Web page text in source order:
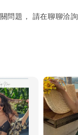
問題， 請在聊聊洽詢